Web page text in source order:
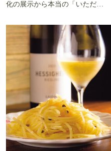
化の展示から本当の「いただき